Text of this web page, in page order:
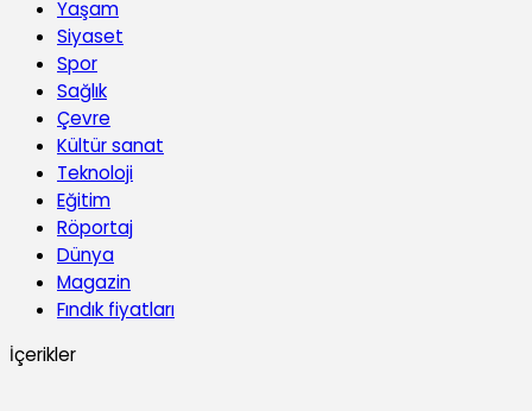
Yaşam
Siyaset
Spor
Sağlık
Çevre
Kültür sanat
Teknoloji
Eğitim
Röportaj
Dünya
Magazin
Fındık fiyatları
İçerikler